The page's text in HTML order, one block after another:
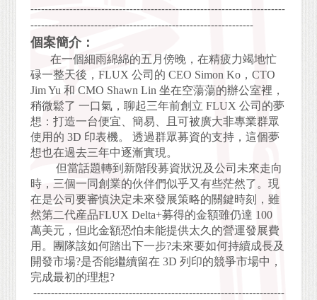
------------------------------------------------------------------------
---------------------------------------------------------------
個案簡介：
在一個細雨綿綿的五月傍晚，在精疲力竭地忙
碌一整天後，FLUX 公司的 CEO Simon Ko，CTO
Jim Yu 和 CMO Shawn Lin 坐在空蕩蕩的辦公室裡，
稍微鬆了 一口氣，聊起三年前創立 FLUX 公司的夢
想：打造一台便宜、簡易、且可被廣大非專業群眾
使用的 3D 印表機。 透過群眾募資的支持，這個夢
想也在過去三年中逐漸實現。
但當話題轉到新階段募資狀況及公司未來走向
時，三個一同創業的伙伴們似乎又有些茫然了。現
在是公司要審慎決定未來發展策略的關鍵時刻，雖
然第二代産品FLUX Delta+募得的金額雖仍達 100
萬美元，但此金額恐怕未能提供太久的營運發展費
用。團隊該如何踏出下一步?未來要如何持續成長及
開發市場?是否能繼續留在 3D 列印的競爭市場中，
完成最初的理想?
-----------------------------------------------------------------------